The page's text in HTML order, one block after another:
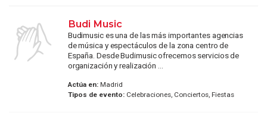
Budi Music
Budimusic es una de las más importantes agencias
de música y espectáculos de la zona centro de
España. Desde Budimusic ofrecemos servicios de
organización y realización ...
Actúa en:Madrid
Tipos de evento:Celebraciones, Conciertos, Fiestas